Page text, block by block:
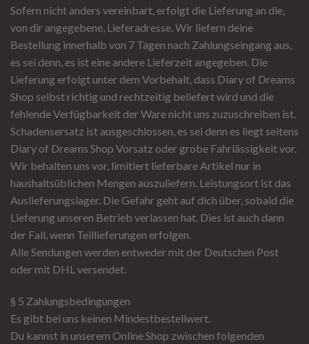
Sofern nicht anders vereinbart, erfolgt die Lieferung an die,
von dir angegebene, Lieferadresse. Wir liefern deine
Bestellung innerhalb von 7 Tagen nach Zahlungseingang aus,
es sei denn, es ist eine andere Lieferzeit angegeben. Die
Lieferung erfolgt unter dem Vorbehalt, dass Diary of Dreams
Shop selbst richtig und rechtzeitig beliefert wird und die
fehlende Verfügbarkeit der Ware nicht uns zuzuschreiben ist.
Schadensersatz ist ausgeschlossen, es sei denn es liegt seitens
Diary of Dreams Shop Vorsatz oder grobe Fahrlässigkeit vor.
Wir behalten uns vor, limitiert lieferbare Artikel nur in
haushaltsüblichen Mengen auszuliefern. Leistungsort ist das
Auslieferungslager. Die Gefahr geht auf dich über, sobald die
Lieferung unseren Betrieb verlassen hat. Dies ist auch dann
der Fall, wenn Teillieferungen erfolgen.
Alle Sendungen werden entweder mit der Deutschen Post
oder mit DHL versendet.
§ 5 Zahlungsbedingungen
Es gibt bei uns keinen Mindestbestellwert.
Du kannst in unserem Online Shop zwischen folgenden